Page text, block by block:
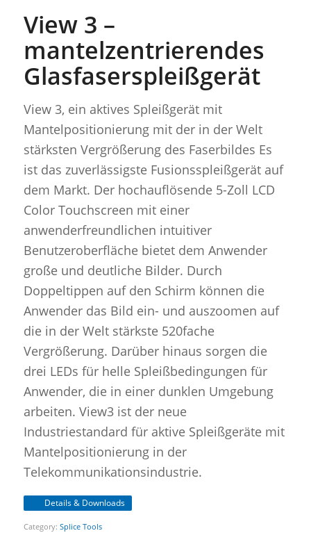
View 3 –
mantelzentrierendes
Glasfaserspleißgerät
View 3, ein aktives Spleißgerät mit
Mantelpositionierung mit der in der Welt
stärksten Vergrößerung des Faserbildes Es
ist das zuverlässigste Fusionsspleißgerät auf
dem Markt. Der hochauflösende 5-Zoll LCD
Color Touchscreen mit einer
anwenderfreundlichen intuitiver
Benutzeroberfläche bietet dem Anwender
große und deutliche Bilder. Durch
Doppeltippen auf den Schirm können die
Anwender das Bild ein- und auszoomen auf
die in der Welt stärkste 520fache
Vergrößerung. Darüber hinaus sorgen die
drei LEDs für helle Spleißbedingungen für
Anwender, die in einer dunklen Umgebung
arbeiten. View3 ist der neue
Industriestandard für aktive Spleißgeräte mit
Mantelpositionierung in der
Telekommunikationsindustrie.
Details & Downloads
Category: Splice Tools